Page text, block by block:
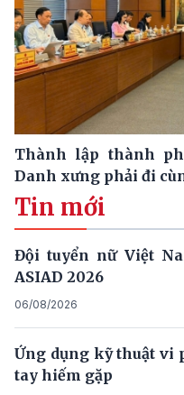
Thành lập thành
Danh xưng phải đi
Tin mới
Đội tuyển nữ Việt
ASIAD 2026
06/08/2026
Ứng dụng kỹ thuật vi
tay hiếm gặp